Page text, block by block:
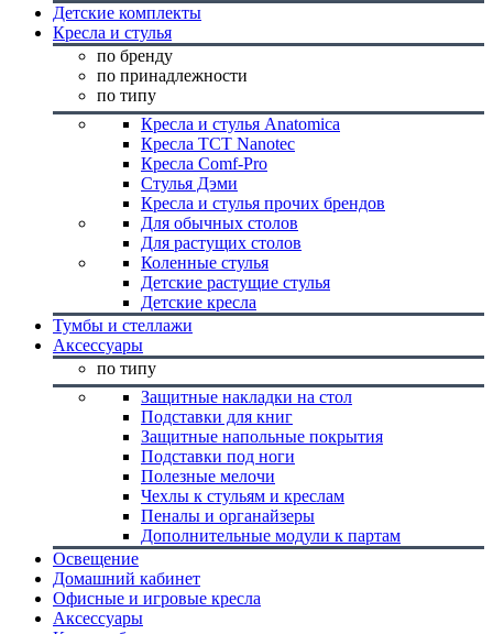
Детские комплекты
Кресла и стулья
по бренду
по принадлежности
по типу
Кресла и стулья Anatomica
Кресла TCT Nanotec
Кресла Comf-Pro
Стулья Дэми
Кресла и стулья прочих брендов
Для обычных столов
Для растущих столов
Коленные стулья
Детские растущие стулья
Детские кресла
Тумбы и стеллажи
Аксессуары
по типу
Защитные накладки на стол
Подставки для книг
Защитные напольные покрытия
Подставки под ноги
Полезные мелочи
Чехлы к стульям и креслам
Пеналы и органайзеры
Дополнительные модули к партам
Освещение
Домашний кабинет
Офисные и игровые кресла
Аксессуары